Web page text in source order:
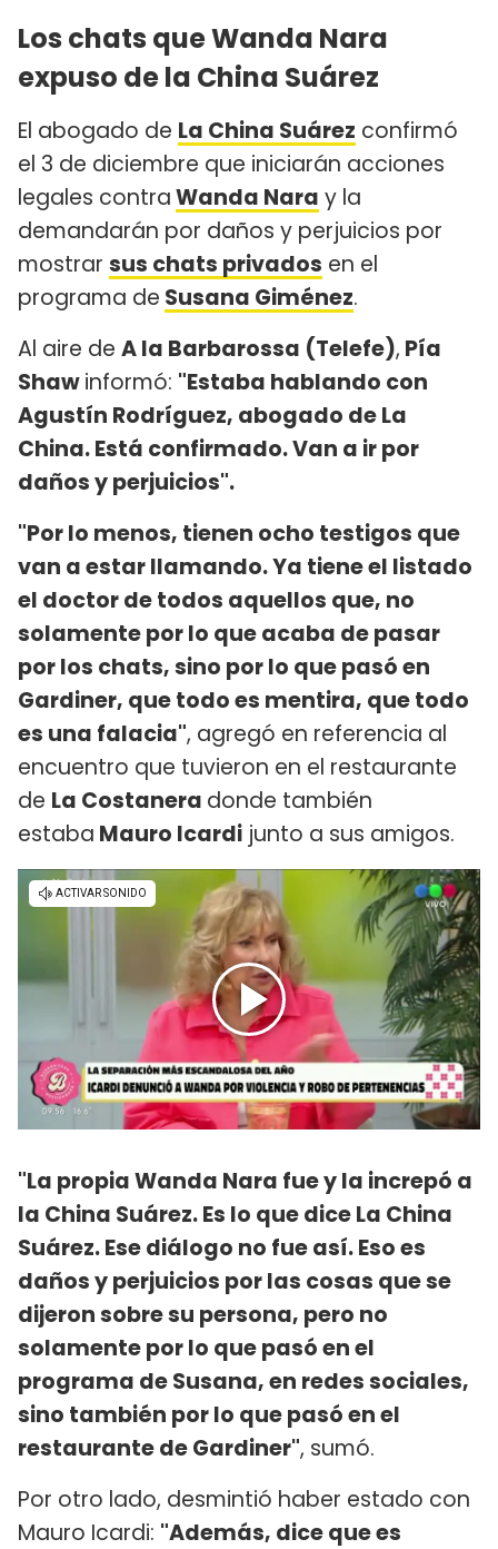
Los chats que Wanda Nara
expuso de la China Suárez
El abogado de La China Suárez confirmó
el 3 de diciembre que iniciarán acciones
legales contraWanda Nara y la
demandarán por daños y perjuicios por
mostrar sus chats privados en el
programa de Susana Giménez.
Al aire de A la Barbarossa (Telefe), Pía
Shawinformó: "Estaba hablando con
Agustín Rodríguez, abogado de La
China. Está confirmado. Van a ir por
daños y perjuicios".
"Por lo menos, tienen ocho testigos que
van a estar llamando. Ya tiene el listado
el doctor de todos aquellos que, no
solamente por lo que acaba de pasar
por los chats, sino por lo que pasó en
Gardiner, que todo es mentira, que todo
es una falacia", agregó en referencia al
encuentro que tuvieron en el restaurante
de La Costanera donde también
estaba Mauro Icardi junto a sus amigos.
"La propia Wanda Nara fue y la increpó a
la China Suárez. Es lo que dice La China
Suárez. Ese diálogo no fue así. Eso es
daños y perjuicios por las cosas que se
dijeron sobre su persona, pero no
solamente por lo que pasó en el
programa de Susana, en redes sociales,
sino también por lo que pasó en el
restaurante de Gardiner", sumó.
Por otro lado, desmintió haber estado con
Mauro Icardi: "Además, dice que es